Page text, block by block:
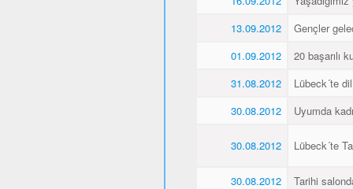
13.09.2012
Gençler
01.09.2012
20 başarılı
31.08.2012
Lübeck´te
30.08.2012
Uyumda
30.08.2012 Lübeck´te
30.08.2012
Tarihi